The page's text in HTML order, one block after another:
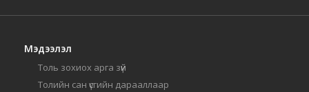
Мэдээлэл
Толь зохиох арга зүй
Толийн сан үсгийн дарааллаар